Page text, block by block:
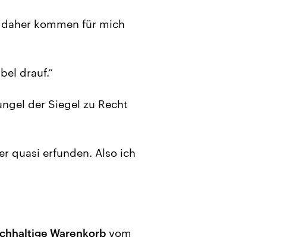
kommen für mich
drauf.“
der Siegel zu Recht
quasi erfunden. Also ich
Warenkorb vom